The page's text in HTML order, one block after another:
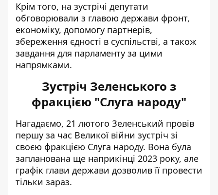
Крім того, на зустрічі депутати
обговорювали з главою держави фронт,
економіку, допомогу партнерів,
збереження єдності в суспільстві, а також
завдання для парламенту за цими
напрямками.
Зустріч Зеленського з
фракцією "Слуга народу"
Нагадаємо, 21 лютого Зеленський провів
першу за час Великої війни зустріч зі
своєю фракцією Слуга народу. Вона була
запланована ще наприкінці 2023 року, але
графік глави держави дозволив її провести
тільки зараз.